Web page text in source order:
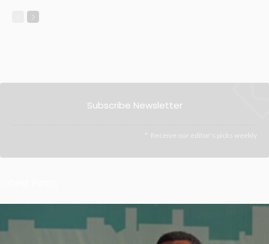
Subscribe Newsletter
Receive our editor's picks weekly